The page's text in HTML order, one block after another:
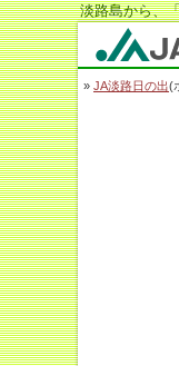
淡路島から、
JA淡路日の
» JA淡路日の出(